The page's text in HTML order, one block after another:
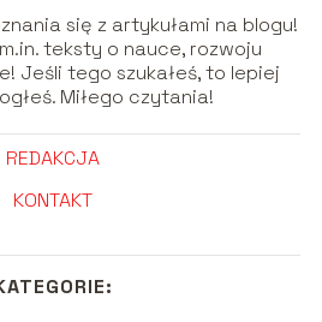
się z artykułami na blogu!
teksty o nauce, rozwoju
Jeśli tego szukałeś, to lepiej
Miłego czytania!
REDAKCJA
KONTAKT